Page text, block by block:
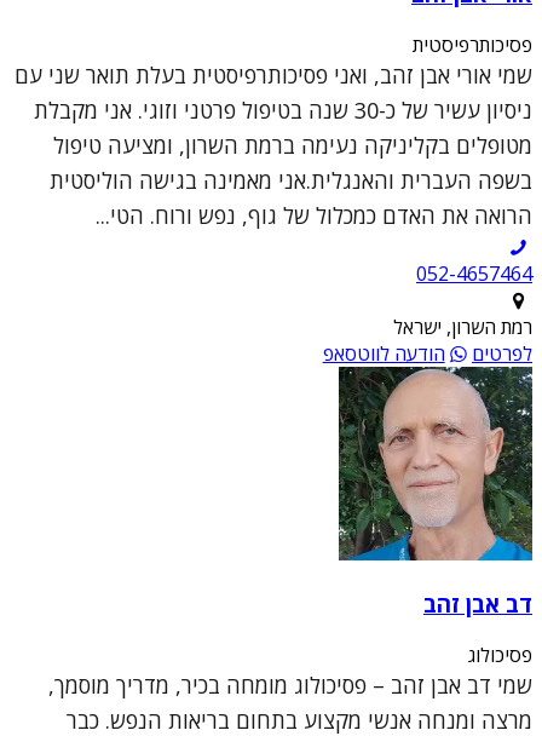
פסיכותרפיסטית
שמי אורי אבן זהב, ואני פסיכותרפיסטית בעלת תואר שני עם
ניסיון עשיר של כ-30 שנה בטיפול פרטני וזוגי. אני מקבלת
מטופלים בקליניקה נעימה ברמת השרון, ומציעה טיפול
בשפה העברית והאנגלית.אני מאמינה בגישה הוליסטית
הרואה את האדם כמכלול של גוף, נפש ורוח. הטי...
052-4657464
רמת השרון, ישראל
לפרטים
הודעה לווטסאפ
דב אבן זהב
פסיכולוג
שמי דב אבן זהב – פסיכולוג מומחה בכיר, מדריך מוסמך,
מרצה ומנחה אנשי מקצוע בתחום בריאות הנפש. כבר